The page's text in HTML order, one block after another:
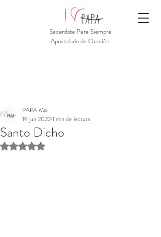
Sacerdote Pare Siempre
Apostolado de Oración
Santo Dicho
PAPA Mio
19 jun 20221 min de lectura
Obtuvo NaN de 5 estrellas.